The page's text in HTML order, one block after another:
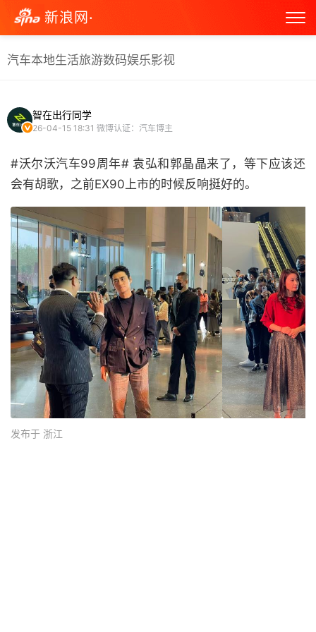
新浪网·
汽车本地生活旅游数码娱乐影视
智在出行同学
26-04-15 18:31 微博认证：汽车博主
#沃尔沃汽车99周年# 袁弘和郭晶晶来了，等下应该还
会有胡歌，之前EX90上市的时候反响挺好的。 ​
发布于 浙江